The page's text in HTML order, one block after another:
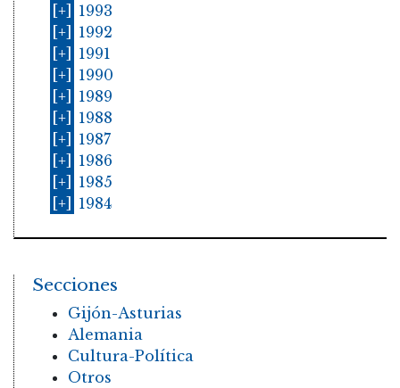
[+]
1993
[+]
1992
[+]
1991
[+]
1990
[+]
1989
[+]
1988
[+]
1987
[+]
1986
[+]
1985
[+]
1984
Secciones
Gijón-Asturias
Alemania
Cultura-Política
Otros